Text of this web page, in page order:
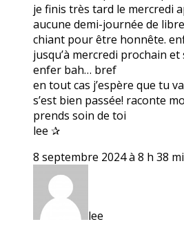
je finis très tard le mercredi
aucune demi-journée de
chiant pour être honnête.
jusqu’à mercredi prochain
enfer bah… bref
en tout cas j’espère que tu
s’est bien passée! raconte
prends soin de toi
lee ✰
8 septembre 2024 à 8 h 38
lee